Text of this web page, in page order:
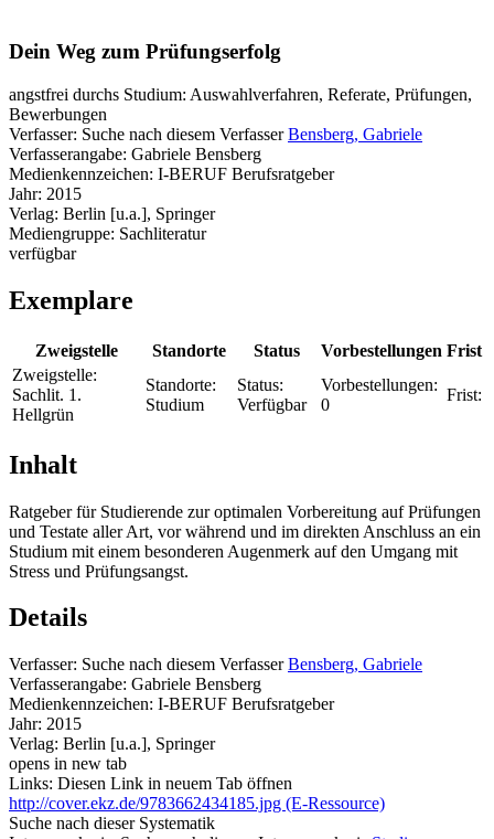
Dein Weg zum Prüfungserfolg
angstfrei durchs Studium: Auswahlverfahren, Referate, Prüfungen,
Bewerbungen
Verfasser: Suche nach diesem Verfasser Bensberg, Gabriele
Verfasserangabe: Gabriele Bensberg
Medienkennzeichen: I-BERUF Berufsratgeber
Jahr: 2015
Verlag: Berlin [u.a.], Springer
Mediengruppe: Sachliteratur
verfügbar
Exemplare
Zweigstelle Standorte Status Vorbestellungen Frist
Zweigstelle:
Sachlit. 1.
Hellgrün
Standorte:
Studium
Status:
Verfügbar
Vorbestellungen:
0
Frist:
Inhalt
Ratgeber für Studierende zur optimalen Vorbereitung auf Prüfungen
und Testate aller Art, vor während und im direkten Anschluss an ein
Studium mit einem besonderen Augenmerk auf den Umgang mit
Stress und Prüfungsangst.
Details
Verfasser: Suche nach diesem Verfasser Bensberg, Gabriele
Verfasserangabe: Gabriele Bensberg
Medienkennzeichen: I-BERUF Berufsratgeber
Jahr: 2015
Verlag: Berlin [u.a.], Springer
opens in new tab
Links: Diesen Link in neuem Tab öffnen
http://cover.ekz.de/9783662434185.jpg (E-Ressource)
Suche nach dieser Systematik